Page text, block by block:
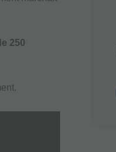
le
250